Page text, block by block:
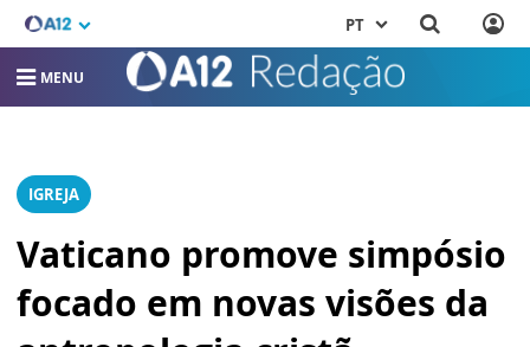
PT
MENU
IGREJA
Vaticano promove simpósio
focado em novas visões da